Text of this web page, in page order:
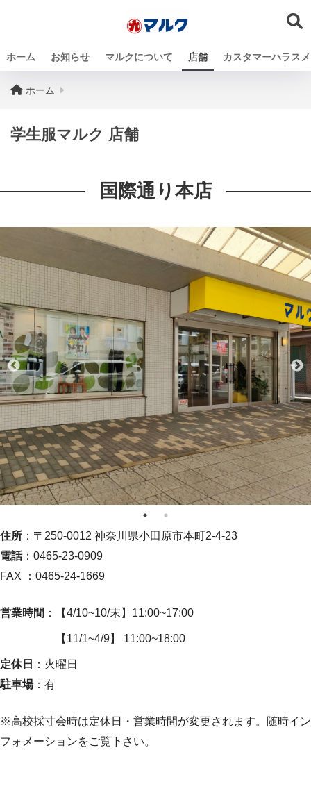
ホーム お知らせ マルクについて 店舗 カスタマーハラス
ホーム
学生服マルク 店舗
国際通り本店
住所 ：〒250-0012 神奈川県小田原市本町2-4-23
電話：0465-23-0909
FAX ：0465-24-1669
営業時間 ：【4/10~10/末】11:00~17:00
【11/1~4/9】 11:00~18:00
定休日
：火曜日
駐車場：有
※高校採寸会時は定休日・営業時間が変更されます。随時イン
フォメーションをご覧下さい。